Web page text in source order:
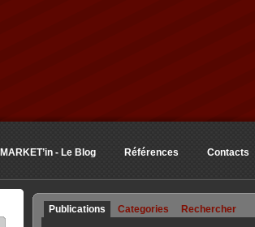
MARKET’in - Le Blog Références Contacts
Publications Categories Rechercher